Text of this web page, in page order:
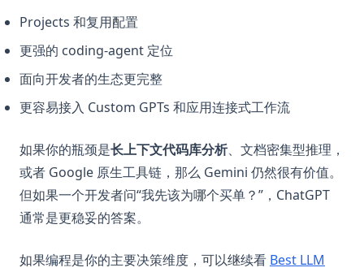
Projects 和复用配置
更强的 coding-agent 定位
面向开发者的生态更完整
更容易接入 Custom GPTs 和应用连接式工作流
如果你的瓶颈是长上下文代码库分析、文档密集型推理，
或者 Google 原生工具链，那么 Gemini 仍然很有价值。
但如果一个开发者问“我先该为哪个买单？”，ChatGPT
通常是更稳妥的答案。
如果编程是你的主要决策维度，可以继续看 Best LLM